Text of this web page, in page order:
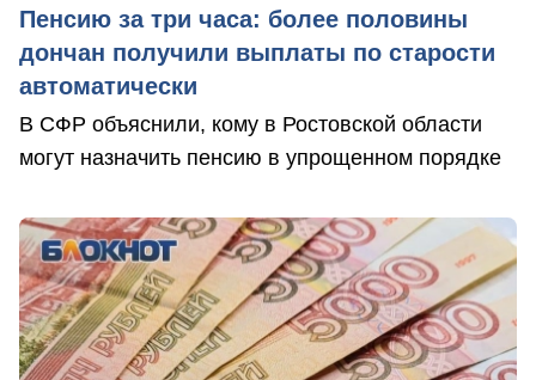
Пенсию за три часа: более половины
дончан получили выплаты по старости
автоматически
В СФР объяснили, кому в Ростовской области
могут назначить пенсию в упрощенном порядке